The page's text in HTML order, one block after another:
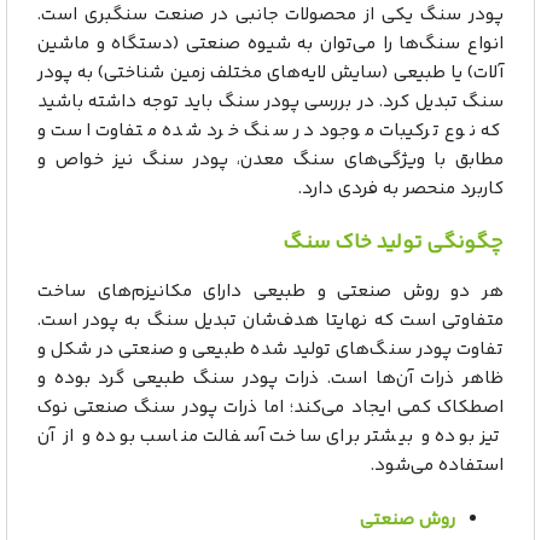
پودر سنگ یکی از محصولات جانبی در صنعت سنگبری است.
انواع سنگ‌ها را می‌توان به شیوه صنعتی (دستگاه و ماشین
آلات) یا طبیعی (سایش لایه‌های مختلف زمین شناختی) به پودر
سنگ تبدیل کرد. در بررسی پودر سنگ باید توجه داشته باشید
که نوع ترکیبات موجود در سنگ خرد شده متفاوت است و
مطابق با ویژگی‌های سنگ معدن، پودر سنگ نیز خواص و
کاربرد منحصر به فردی دارد.
چگونگی تولید خاک سنگ
هر دو روش‌ صنعتی و طبیعی دارای مکانیزم‌های ساخت
متفاوتی است که نهایتا هدف‌شان تبدیل سنگ به پودر است.
تفاوت پودر سنگ‌های تولید شده طبیعی و صنعتی در شکل و
ظاهر ذرات آن‌ها است. ذرات پودر سنگ طبیعی گرد بوده و
اصطکاک کمی ایجاد می‌کند؛ اما ذرات پودر سنگ صنعتی نوک
تیز بوده و بیشتر برای ساخت آسفالت مناسب بوده و از آن
استفاده می‌شود.
روش صنعتی